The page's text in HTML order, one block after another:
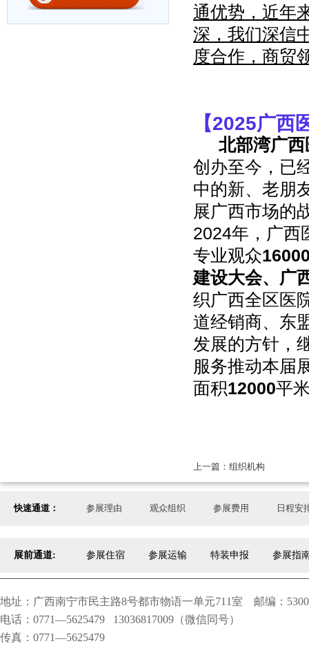
通优势，近年
深，我们深信
度合作，商贸
【2025广西
北部湾广
创办至今，已
中的新、老朋
展广西市场的
2024年，广西
专业观众
建设大会、广
织广西全区医
道经销商、东
发展的方针，
服务推动本届
面积12000平
上一篇：组织机构
快速通道： 参展理由 观众组织 参展费用 日程安
展前通道: 参展住宿 参展运输 特装申报 参展指
地址：广西南宁市民主路8号都市物语一单元711室 邮编：
电话：0771—5625479 13036817009（微信同号）
传真：0771—5625479